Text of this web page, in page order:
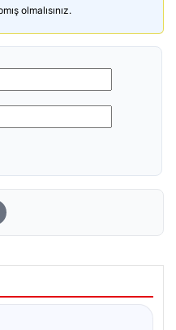
olmalısınız.